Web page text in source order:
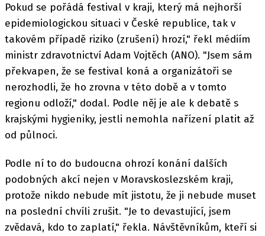
Pokud se pořádá festival v kraji, který má nejhorší
epidemiologickou situaci v České republice, tak v
takovém případě riziko (zrušení) hrozí," řekl médiím
ministr zdravotnictví Adam Vojtěch (ANO). "Jsem sám
překvapen, že se festival koná a organizátoři se
nerozhodli, že ho zrovna v této době a v tomto
regionu odloží," dodal. Podle něj je ale k debatě s
krajskými hygieniky, jestli nemohla nařízení platit až
od půlnoci.
Podle ní to do budoucna ohrozí konání dalších
podobných akcí nejen v Moravskoslezském kraji,
protože nikdo nebude mít jistotu, že ji nebude muset
na poslední chvíli zrušit. "Je to devastující, jsem
zvědavá, kdo to zaplatí," řekla. Návštěvníkům, kteří si